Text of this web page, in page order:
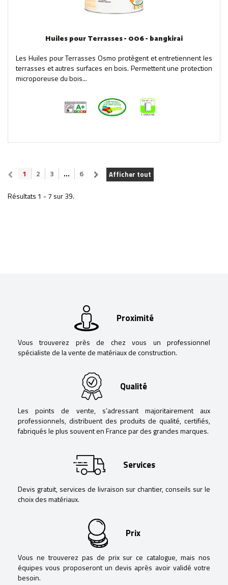
Huiles pour Terrasses - 006 - bangkirai
Les Huiles pour Terrasses Osmo protègent et entretiennent les
terrasses et autres surfaces en bois. Permettent une protection
microporeuse du bois...
Afficher tout
1 2 3 ... 6
Résultats 1 - 7 sur 39.
Proximité
Vous trouverez près de chez vous un professionnel
spécialiste de la vente de matériaux de construction.
Qualité
Les points de vente, s’adressant majoritairement aux
professionnels, distribuent des produits de qualité, certifiés,
fabriqués le plus souvent en France par des grandes marques.
Services
Devis gratuit, services de livraison sur chantier, conseils sur le
choix des matériaux.
Prix
Vous ne trouverez pas de prix sur ce catalogue, mais nos
équipes vous proposeront un devis après avoir validé votre
besoin.